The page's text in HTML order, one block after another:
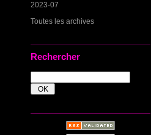
2023-07
Toutes les archives
Rechercher